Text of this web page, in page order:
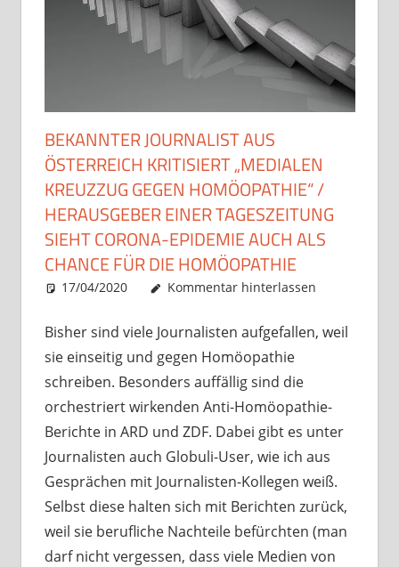
BEKANNTER JOURNALIST AUS
ÖSTERREICH KRITISIERT „MEDIALEN
KREUZZUG GEGEN HOMÖOPATHIE“ /
HERAUSGEBER EINER TAGESZEITUNG
SIEHT CORONA-EPIDEMIE AUCH ALS
CHANCE FÜR DIE HOMÖOPATHIE
17/04/2020 Christian J. Becker
Allgemein
Kommentar hinterlassen
Bisher sind viele Journalisten aufgefallen, weil
sie einseitig und gegen Homöopathie
schreiben. Besonders auffällig sind die
orchestriert wirkenden Anti-Homöopathie-
Berichte in ARD und ZDF. Dabei gibt es unter
Journalisten auch Globuli-User, wie ich aus
Gesprächen mit Journalisten-Kollegen weiß.
Selbst diese halten sich mit Berichten zurück,
weil sie berufliche Nachteile befürchten (man
darf nicht vergessen, dass viele Medien von